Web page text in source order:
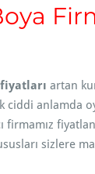
artan
ciddi anlamda
firmamız
sizlere